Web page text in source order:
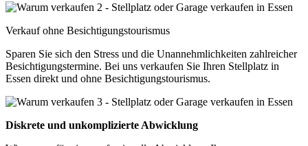
Verkauf ohne Besichtigungstourismus
Sparen Sie sich den Stress und die Unannehmlichkeiten zahlreicher
Besichtigungstermine. Bei uns verkaufen Sie Ihren Stellplatz in
Essen direkt und ohne Besichtigungstourismus.
Diskrete und unkomplizierte Abwicklung